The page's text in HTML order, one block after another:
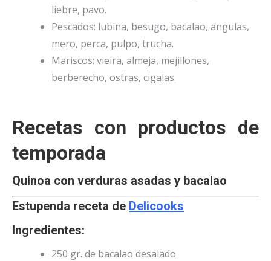
liebre, pavo.
Pescados: lubina, besugo, bacalao, angulas,
mero, perca, pulpo, trucha.
Mariscos: vieira, almeja, mejillones,
berberecho, ostras, cigalas.
Recetas con productos de
temporada
Quinoa con verduras asadas y bacalao
Estupenda receta de Delicooks
Ingredientes:
250 gr. de bacalao desalado